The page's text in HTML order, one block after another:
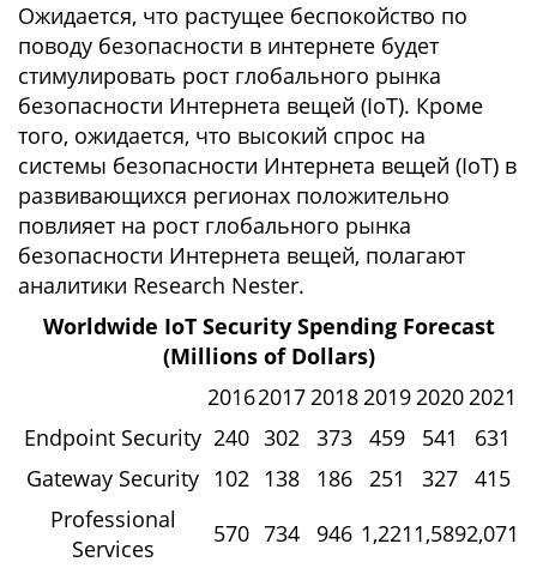
Ожидается, что растущее беспокойство по
поводу безопасности в интернете будет
стимулировать рост глобального рынка
безопасности Интернета вещей (IoT). Кроме
того, ожидается, что высокий спрос на
системы безопасности Интернета вещей (IoT) в
развивающихся регионах положительно
повлияет на рост глобального рынка
безопасности Интернета вещей, полагают
аналитики Research Nester.
Worldwide IoT Security Spending Forecast
(Millions of Dollars)
201620172018201920202021
Endpoint Security 240 302 373 459 541
631
Gateway Security 102 138 186 251 327 415
Professional
Services
570 734 946 1,221 1,5892,071